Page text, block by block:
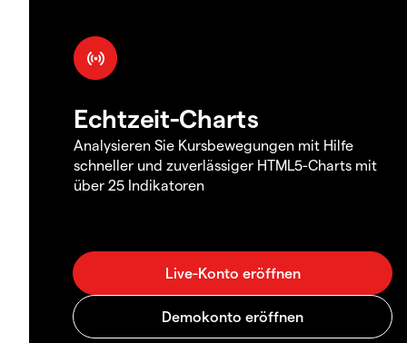
Echtzeit-Charts
Analysieren Sie Kursbewegungen mit Hilfe
schneller und zuverlässiger HTML5-Charts mit
über 25 Indikatoren